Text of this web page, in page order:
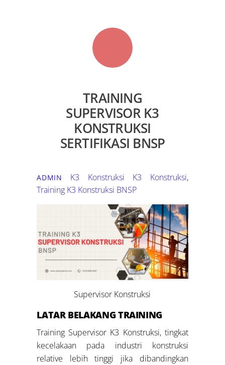
TRAINING
SUPERVISOR K3
KONSTRUKSI
SERTIFIKASI BNSP
ADMIN K3 Konstruksi K3 Konstruksi,
Training K3 Konstruksi BNSP
Supervisor Konstruksi
LATAR BELAKANGTRAINING
Training Supervisor K3 Konstruksi, tingkat
kecelakaan pada industri konstruksi
relative lebih tinggi jika dibandingkan